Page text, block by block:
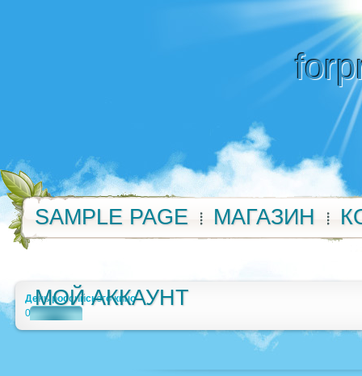
SAMPLE PAGE МАГАЗИН
МОЙ АККАУНТ
День российского кино
0